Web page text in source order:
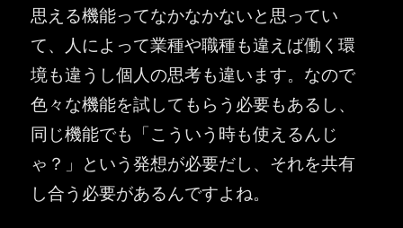
思える機能ってなかなかないと思ってい
て、人によって業種や職種も違えば働く環
境も違うし個人の思考も違います。なので
色々な機能を試してもらう必要もあるし、
同じ機能でも「こういう時も使えるんじ
ゃ？」という発想が必要だし、それを共有
し合う必要があるんですよね。